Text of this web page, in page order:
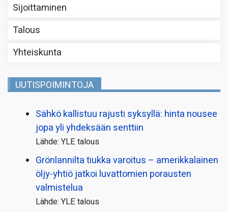
Sijoittaminen
Talous
Yhteiskunta
UUTISPOIMINTOJA
Sähkö kallistuu rajusti syksyllä: hinta nousee
jopa yli yhdeksään senttiin
Lähde: YLE talous
Grönlannilta tiukka varoitus – amerikkalainen
öljy-yhtiö jatkoi luvattomien porausten
valmistelua
Lähde: YLE talous